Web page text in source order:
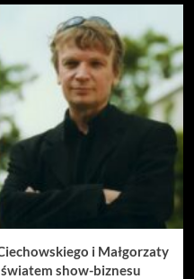
i Małgorzaty
show-biznesu